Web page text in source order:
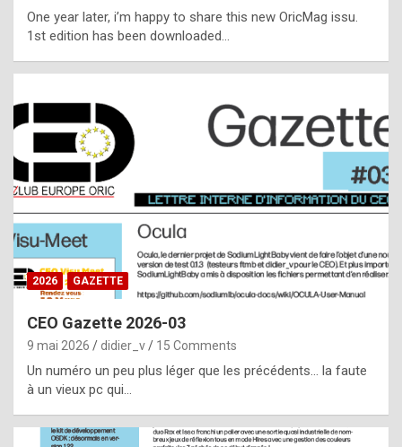
l
t
t
s
t
a
s
i
e
f
o
One year later, i’m happy to share this new OricMag issu.
1st edition has been downloaded…
2026 GAZETTE
CEO Gazette 2026-03
9 mai 2026 didier_v 15 Comments
Un numéro un peu plus léger que les précédents… la faute
à un vieux pc qui…